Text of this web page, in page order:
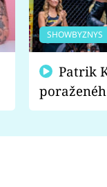
SHOWBYZNYS
fanoušci